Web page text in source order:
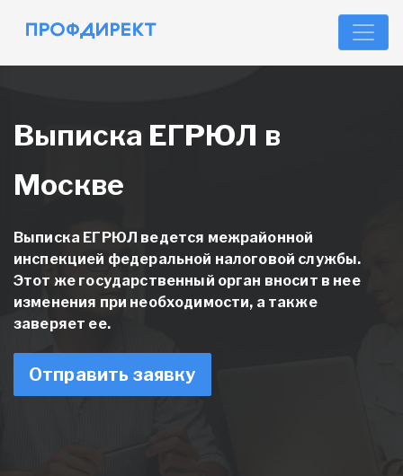
Выписка ЕГРЮЛ в
Москве
Выписка ЕГРЮЛ ведется межрайонной
инспекцией федеральной налоговой службы.
Этот же государственный орган вносит в нее
изменения при необходимости, а также
заверяет ее.
Отправить заявку